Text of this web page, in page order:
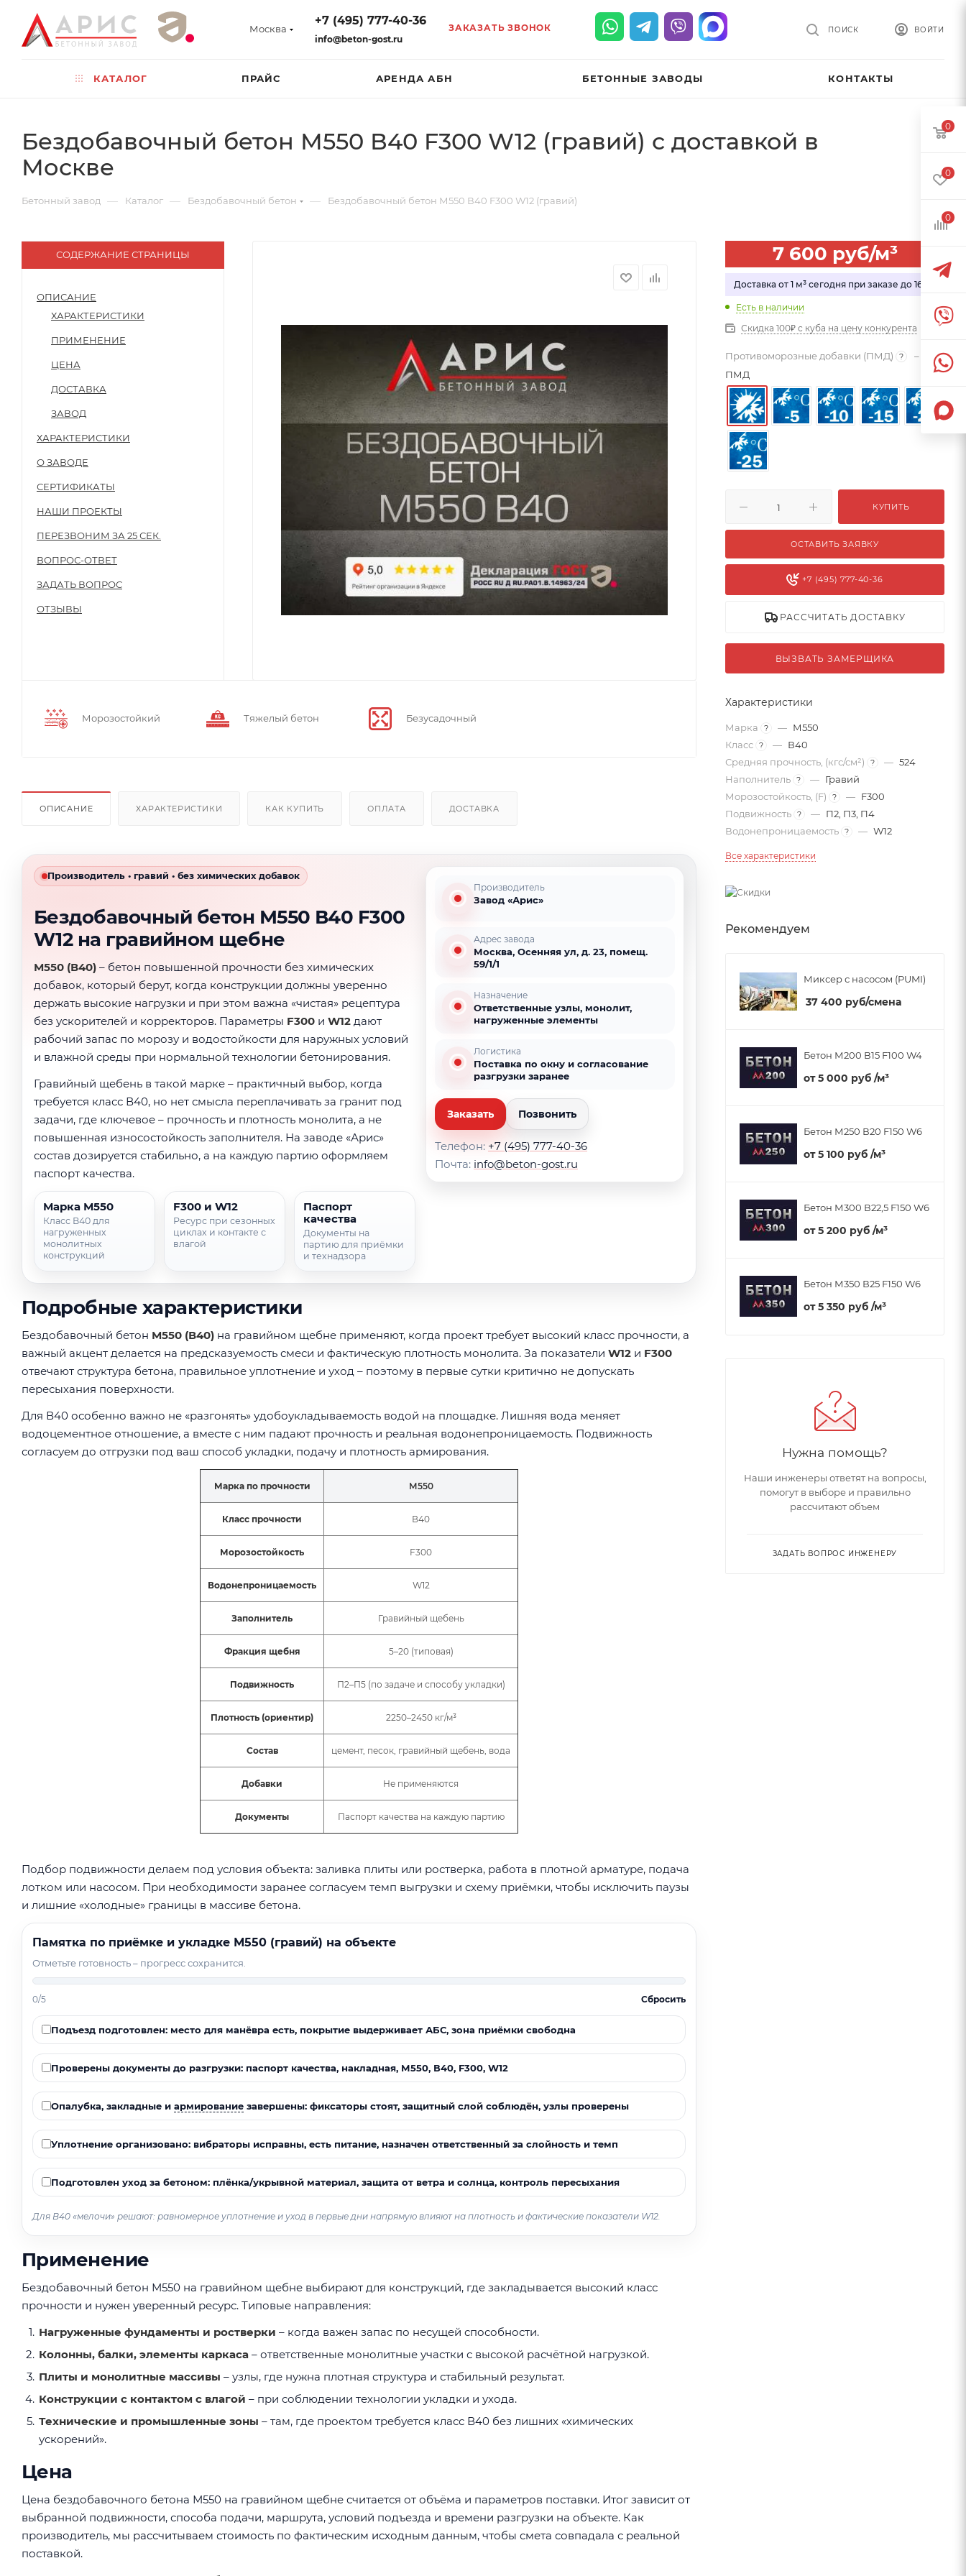
Москва
+7 (495) 777-40-36
info@beton-gost.ru
ЗАКАЗАТЬ ЗВОНОК ВОЙТИ
ПОИСК
КАТАЛОГ ПРАЙС АРЕНДА АБН БЕТОННЫЕ ЗАВОДЫ КОНТАКТЫ
Бездобавочный бетон М550 В40 F300 W12 (гравий) с доставкой в
Москве
Бетонный завод — Каталог — Бездобавочный бетон — Бездобавочный бетон М550 В40 F300 W12 (гравий)
СОДЕРЖАНИЕ СТРАНИЦЫ
ОПИСАНИЕ
ХАРАКТЕРИСТИКИ
ПРИМЕНЕНИЕ
ЦЕНА
ДОСТАВКА
ЗАВОД
ХАРАКТЕРИСТИКИ
О ЗАВОДЕ
СЕРТИФИКАТЫ
НАШИ ПРОЕКТЫ
ПЕРЕЗВОНИМ ЗА 25 СЕК.
ВОПРОС-ОТВЕТ
ЗАДАТЬ ВОПРОС
ОТЗЫВЫ
Морозостойкий Тяжелый бетон Безусадочный
ОПИСАНИЕ ХАРАКТЕРИСТИКИ КАК КУПИТЬ ОПЛАТА ДОСТАВКА
Производитель • гравий • без химических добавок
Бездобавочный бетон М550 В40 F300
W12 на гравийном щебне
М550 (В40) – бетон повышенной прочности без химических
добавок, который берут, когда конструкции должны уверенно
держать высокие нагрузки и при этом важна «чистая» рецептура
без ускорителей и корректоров. Параметры F300 и W12 дают
рабочий запас по морозу и водостойкости для наружных условий
и влажной среды при нормальной технологии бетонирования.
Гравийный щебень в такой марке – практичный выбор, когда
требуется класс В40, но нет смысла переплачивать за гранит под
задачи, где ключевое – прочность и плотность монолита, а не
повышенная износостойкость заполнителя. На заводе «Арис»
состав дозируется стабильно, а на каждую партию оформляем
паспорт качества.
Марка М550
Класс В40 для
нагруженных
монолитных
конструкций
F300 и W12
Ресурс при сезонных
циклах и контакте с
влагой
Паспорт
качества
Документы на
партию для приёмки
и технадзора
Производитель
Завод «Арис»
Адрес завода
Москва, Осенняя ул, д. 23, помещ.
59/1/1
Назначение
Ответственные узлы, монолит,
нагруженные элементы
Логистика
Поставка по окну и согласование
разгрузки заранее
Заказать Позвонить
Телефон: +7 (495) 777-40-36
Почта: info@beton-gost.ru
Подробные характеристики
Бездобавочный бетон М550 (В40) на гравийном щебне применяют, когда проект требует высокий класс прочности, а
важный акцент делается на предсказуемость смеси и фактическую плотность монолита. За показатели W12 и F300
отвечают структура бетона, правильное уплотнение и уход – поэтому в первые сутки критично не допускать
пересыхания поверхности.
Для В40 особенно важно не «разгонять» удобоукладываемость водой на площадке. Лишняя вода меняет
водоцементное отношение, а вместе с ним падают прочность и реальная водонепроницаемость. Подвижность
согласуем до отгрузки под ваш способ укладки, подачу и плотность армирования.
Марка по прочности М550
Класс прочности В40
Морозостойкость F300
Водонепроницаемость W12
Заполнитель Гравийный щебень
Фракция щебня 5–20 (типовая)
Подвижность П2–П5 (по задаче и способу укладки)
Плотность (ориентир) 2250–2450 кг/м³
Состав цемент, песок, гравийный щебень, вода
Добавки Не применяются
Документы Паспорт качества на каждую партию
Подбор подвижности делаем под условия объекта: заливка плиты или ростверка, работа в плотной арматуре, подача
лотком или насосом. При необходимости заранее согласуем темп выгрузки и схему приёмки, чтобы исключить паузы
и лишние «холодные» границы в массиве бетона.
Памятка по приёмке и укладке М550 (гравий) на объекте
Отметьте готовность – прогресс сохранится.
0/5 Сбросить
Подъезд подготовлен: место для манёвра есть, покрытие выдерживает АБС, зона приёмки свободна
Проверены документы до разгрузки: паспорт качества, накладная, М550, В40, F300, W12
Опалубка, закладные и армирование завершены: фиксаторы стоят, защитный слой соблюдён, узлы проверены
Уплотнение организовано: вибраторы исправны, есть питание, назначен ответственный за слойность и темп
Подготовлен уход за бетоном: плёнка/укрывной материал, защита от ветра и солнца, контроль пересыхания
Для В40 «мелочи» решают: равномерное уплотнение и уход в первые дни напрямую влияют на плотность и фактические показатели W12.
Применение
Бездобавочный бетон М550 на гравийном щебне выбирают для конструкций, где закладывается высокий класс
прочности и нужен уверенный ресурс. Типовые направления:
Нагруженные фундаменты и ростверки – когда важен запас по несущей способности.
Колонны, балки, элементы каркаса – ответственные монолитные участки с высокой расчётной нагрузкой.
Плиты и монолитные массивы – узлы, где нужна плотная структура и стабильный результат.
Конструкции с контактом с влагой – при соблюдении технологии укладки и ухода.
Технические и промышленные зоны – там, где проектом требуется класс В40 без лишних «химических
ускорений».
Цена
Цена бездобавочного бетона М550 на гравийном щебне считается от объёма и параметров поставки. Итог зависит от
выбранной подвижности, способа подачи, маршрута, условий подъезда и времени разгрузки на объекте. Как
производитель, мы рассчитываем стоимость по фактическим исходным данным, чтобы смета совпадала с реальной
поставкой.
7 600 руб/м³
Доставка от 1 м³ сегодня при заказе до 16:00
Есть в наличии
Скидка 100₽ с куба на цену конкурента
Противоморозные добавки (ПМД) ? –
Без
ПМД
КУПИТЬ
ОСТАВИТЬ ЗАЯВКУ
+7 (495) 777-40-36
РАССЧИТАТЬ ДОСТАВКУ
ВЫЗВАТЬ ЗАМЕРЩИКА
Характеристики
Марка ? — М550
Класс ? — В40
Средняя прочность, (кгс/см²)
? — 524
Наполнитель ? — Гравий
Морозостойкость, (F)
? — F300
Подвижность ? — П2, П3, П4
Водонепроницаемость ? — W12
Все характеристики
Рекомендуем
Миксер с насосом (PUMI)
37 400 руб/смена
Бетон М200 В15 F100 W4
от5 000 руб /м³
Бетон М250 В20 F150 W6
от5 100 руб /м³
Бетон М300 В22,5 F150 W6
от5 200 руб /м³
Бетон М350 В25 F150 W6
от5 350 руб /м³
Нужна помощь?
Наши инженеры ответят на вопросы,
помогут в выборе и правильно
рассчитают объем
ЗАДАТЬ ВОПРОС ИНЖЕНЕРУ
0
0
0